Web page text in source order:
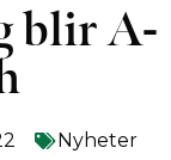
blir A-
Nyheter